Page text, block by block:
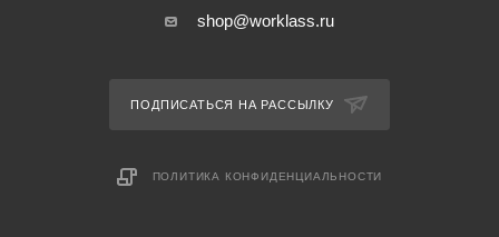
shop@worklass.ru
ПОДПИСАТЬСЯ НА РАССЫЛКУ
ПОЛИТИКА КОНФИДЕНЦИАЛЬНОСТИ